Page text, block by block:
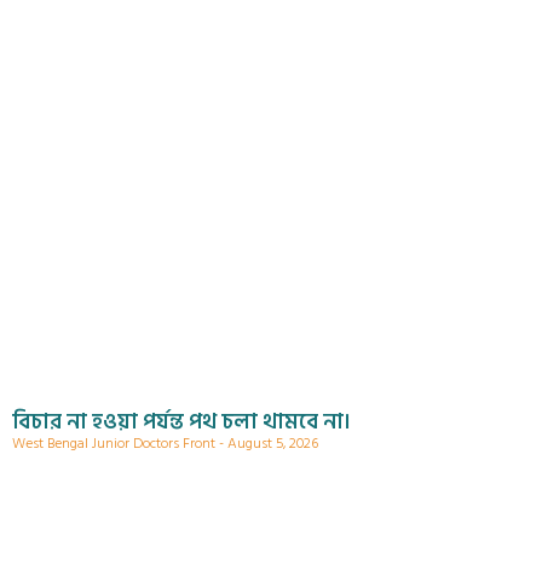
বিচার না হওয়া পর্যন্ত পথ চলা থামবে না।
West Bengal Junior Doctors Front August 5, 2026